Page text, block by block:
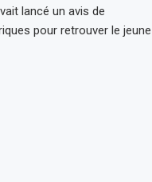
lancé un avis de
pour retrouver le jeune